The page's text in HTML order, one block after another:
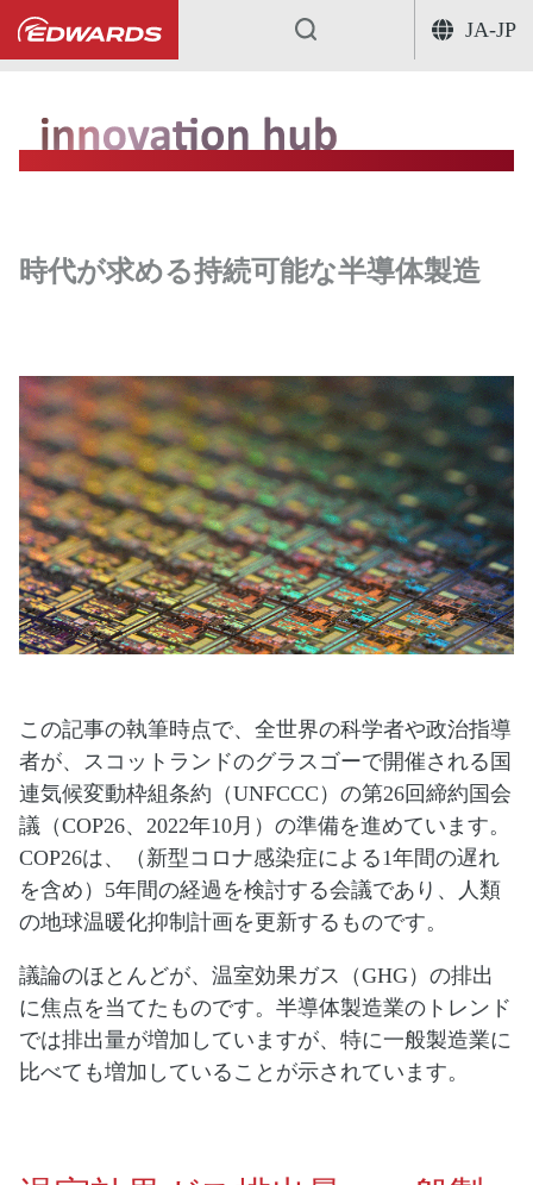
JA-JP
...
時代が求める持続可能な半導体製造
この記事の執筆時点で、全世界の科学者や政治指導
者が、スコットランドのグラスゴーで開催される国
連気候変動枠組条約（UNFCCC）の第26回締約国会
議（COP26、2022年10月）の準備を進めています。
COP26は、（新型コロナ感染症による1年間の遅れ
を含め）5年間の経過を検討する会議であり、人類
の地球温暖化抑制計画を更新するものです。
議論のほとんどが、温室効果ガス（GHG）の排出
に焦点を当てたものです。半導体製造業のトレンド
では排出量が増加していますが、特に一般製造業に
比べても増加していることが示されています。